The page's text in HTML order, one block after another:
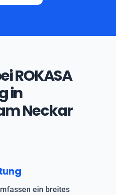
ROKASA
in
Neckar
ein breites